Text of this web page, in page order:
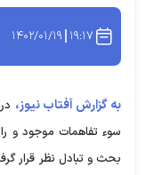
۱۹:۱۷ ۱۴۰۲/۰۱/۱۹
به گزارش آفتاب نیوز،
سوء تفاهمات موجود و
بحث و تبادل نظر قرار